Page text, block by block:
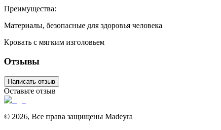
Преимущества:
Материалы, безопасные для здоровья человека
Кровать с мягким изголовьем
Отзывы
Написать отзыв
Оставьте отзыв
© 2026, Все права защищены Madeyra